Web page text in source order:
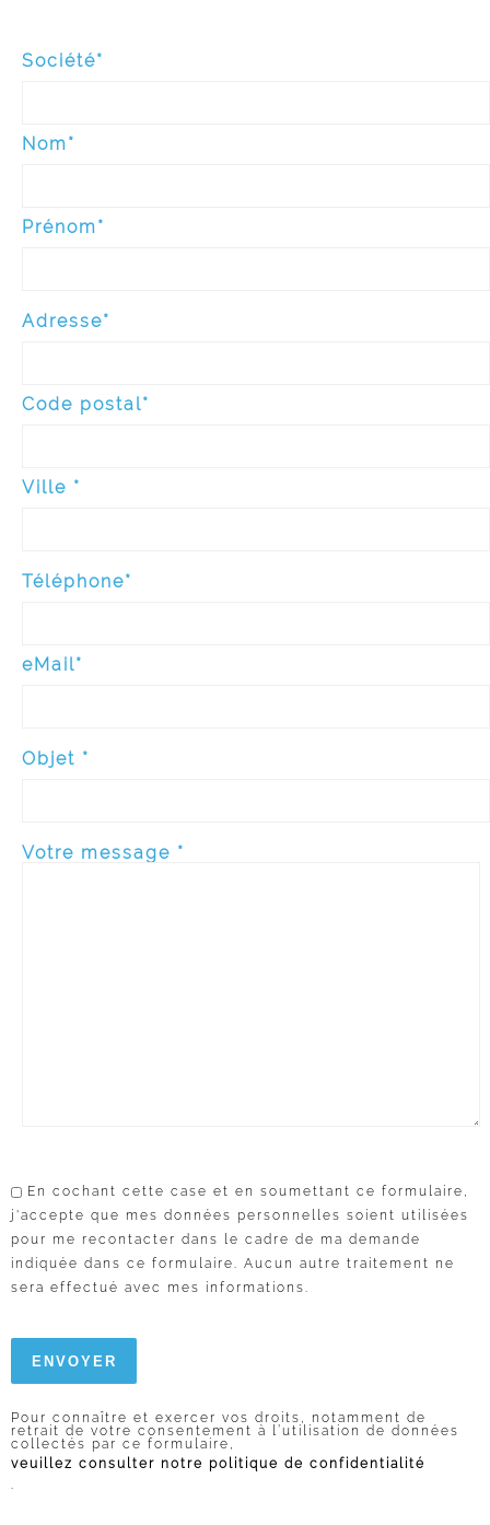
Société*
Nom*
Prénom*
Adresse*
Code postal*
Ville *
Téléphone*
eMail*
Objet *
Votre message *
En cochant cette case et en soumettant ce formulaire,
j'accepte que mes données personnelles soient utilisées
pour me recontacter dans le cadre de ma demande
indiquée dans ce formulaire. Aucun autre traitement ne
sera effectué avec mes informations.
Pour connaître et exercer vos droits, notamment de
retrait de votre consentement à l’utilisation de données
collectés par ce formulaire,
veuillez consulter notre politique de confidentialité
.